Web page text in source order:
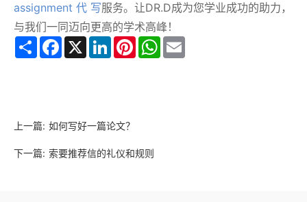
assignment 代 写服务。让DR.D成为您学业成功的助力，
与我们一同迈向更高的学术高峰！
Share Facebook
X LinkedInPinterestWhatsApp
上一篇: 如何写好一篇论文？
下一篇: 索要推荐信的礼仪和规则